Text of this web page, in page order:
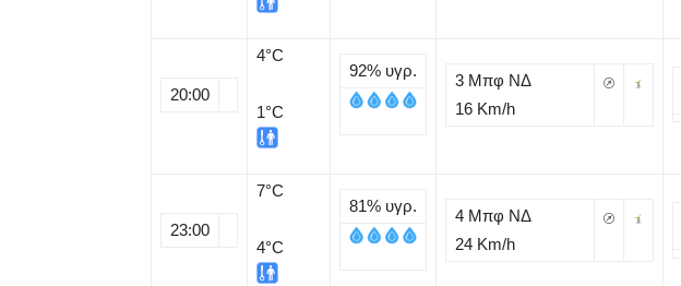
20:00
4°C
1°C
92% υγρ.
3 Μπφ ΝΔ
16 Km/h
23:00
7°C
4°C
81% υγρ.
4 Μπφ ΝΔ
24 Km/h